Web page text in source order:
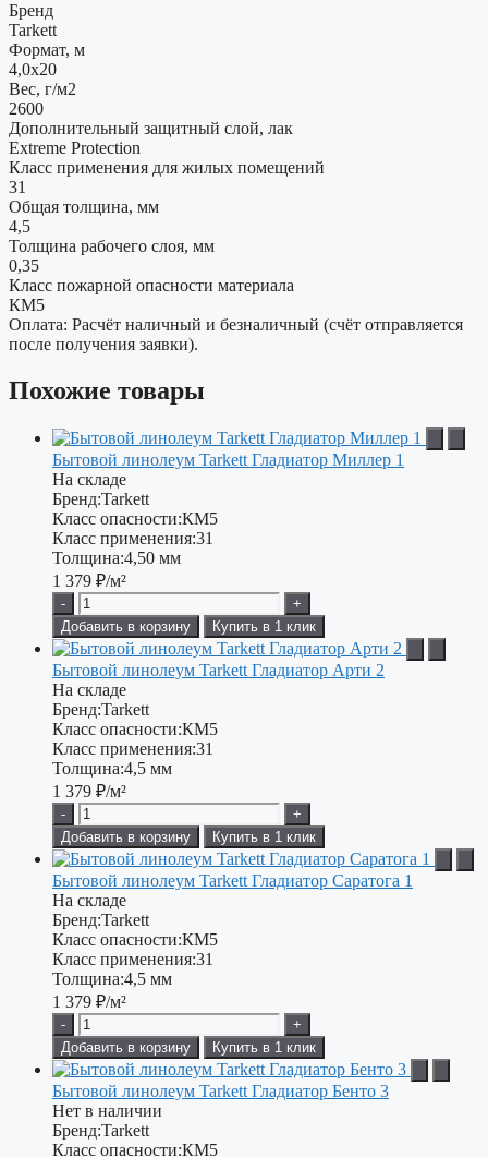
Бренд
Tarkett
Формат, м
4,0x20
Вес, г/м2
2600
Дополнительный защитный слой, лак
Extreme Protection
Класс применения для жилых помещений
31
Общая толщина, мм
4,5
Толщина рабочего слоя, мм
0,35
Класс пожарной опасности материала
КМ5
Оплата: Расчёт наличный и безналичный (счёт отправляется
после получения заявки).
Похожие товары
Бытовой линолеум Tarkett Гладиатор Миллер 1
На складе
Бренд:Tarkett
Класс опасности:КМ5
Класс применения:31
Толщина:4,50 мм
1 379 ₽/м²
-
+
Добавить в корзину
Купить в 1 клик
Бытовой линолеум Tarkett Гладиатор Арти 2
На складе
Бренд:Tarkett
Класс опасности:КМ5
Класс применения:31
Толщина:4,5 мм
1 379 ₽/м²
-
+
Добавить в корзину
Купить в 1 клик
Бытовой линолеум Tarkett Гладиатор Саратога 1
На складе
Бренд:Tarkett
Класс опасности:КМ5
Класс применения:31
Толщина:4,5 мм
1 379 ₽/м²
-
+
Добавить в корзину
Купить в 1 клик
Бытовой линолеум Tarkett Гладиатор Бенто 3
Нет в наличии
Бренд:Tarkett
Класс опасности:КМ5